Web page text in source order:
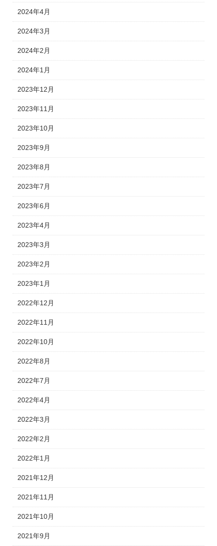
2024年4月
2024年3月
2024年2月
2024年1月
2023年12月
2023年11月
2023年10月
2023年9月
2023年8月
2023年7月
2023年6月
2023年4月
2023年3月
2023年2月
2023年1月
2022年12月
2022年11月
2022年10月
2022年8月
2022年7月
2022年4月
2022年3月
2022年2月
2022年1月
2021年12月
2021年11月
2021年10月
2021年9月